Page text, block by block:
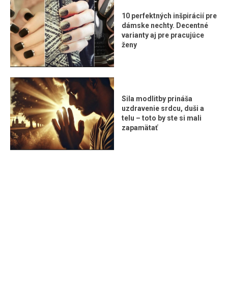
10 perfektných inšpirácií pre
dámske nechty. Decentné
varianty aj pre pracujúce
ženy
Sila modlitby prináša
uzdravenie srdcu, duši a
telu – toto by ste si mali
zapamätať